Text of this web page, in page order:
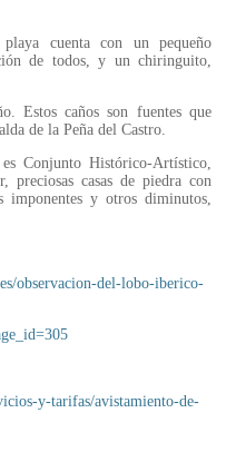
cuenta con un pequeño
de todos, y un chiringuito,
Estos caños son fuentes que
de la Peña del Castro.
Conjunto Histórico-Artístico,
preciosas casas de piedra con
imponentes y otros diminutos,
observacion-del-lobo-iberico-
y-tarifas/avistamiento-de-